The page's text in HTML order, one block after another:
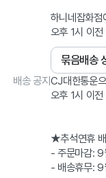
하니네잡화점
오후 1시 이
묶음배송
배송 공지 CJ대한통운
오후 1시 이
★추석연휴
- 주문마감: 9
- 배송휴무: